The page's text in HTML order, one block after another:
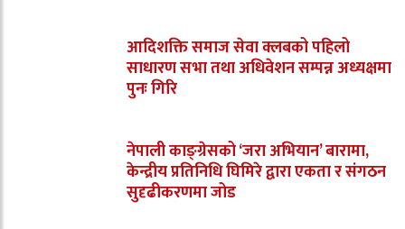
आदिशक्ति समाज सेवा क्लबको पहिलो
साधारण सभा तथा अधिवेशन सम्पन्न अध्यक्षमा
पुनः गिरि
नेपाली काङ्ग्रेसको ‘जरा अभियान’ बारामा,
केन्द्रीय प्रतिनिधि घिमिरे द्वारा एकता र संगठन
सुदृढीकरणमा जोड